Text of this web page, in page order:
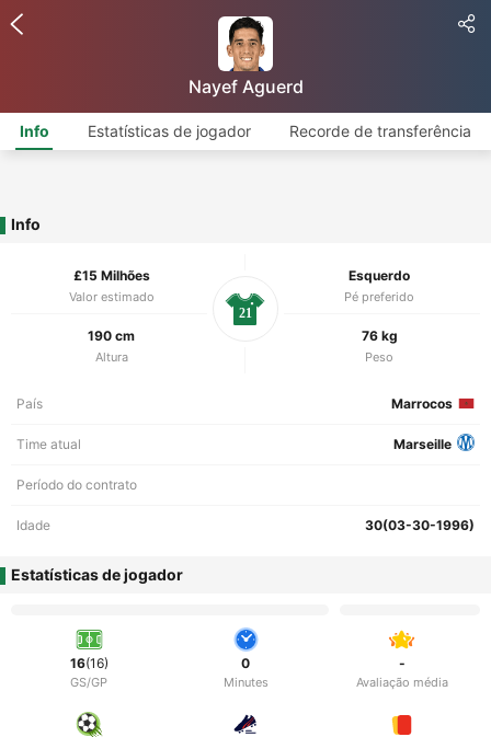
Nayef Aguerd
Info Estatísticas de jogador Recorde de transferência
Info
£15 Milhões
Valor estimado
Esquerdo
Pé preferido
190 cm
Altura
76 kg
Peso
21
País Marrocos
Time atual Marseille
Período do contrato
Idade 30(03-30-1996)
Estatísticas de jogador
16(16)
GS/GP
0
Minutes
-
Avaliação média